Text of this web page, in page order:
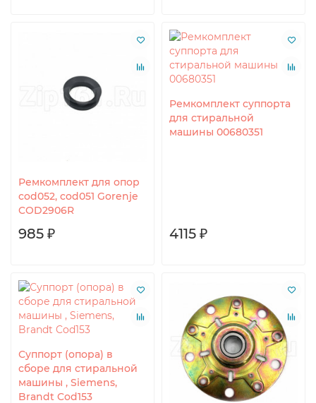
Ремкомплект для опор
cod052, cod051 Gorenje
COD2906R
985 ₽
Ремкомплект суппорта
для стиральной
машины 00680351
4115 ₽
Суппорт (опора) в
сборе для стиральной
машины , Siemens,
Brandt Cod153